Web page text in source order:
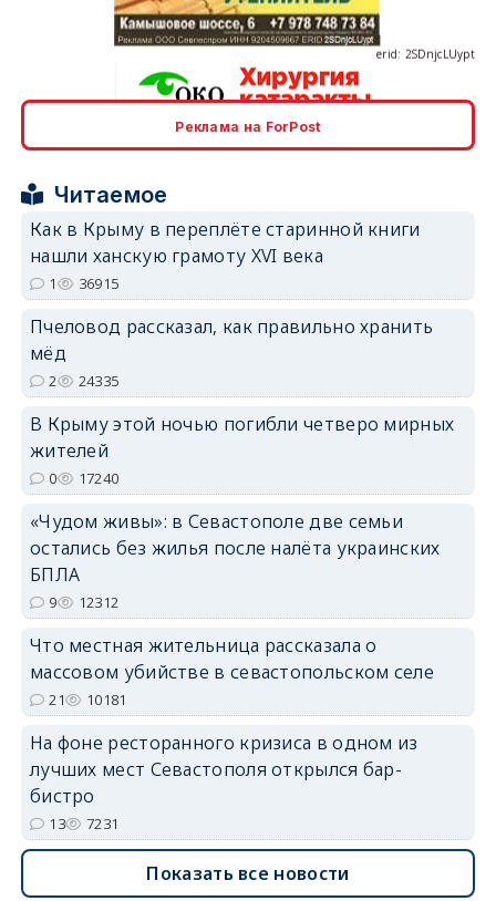
erid: 2SDnjcrDNw6
erid: 2SDnjdPjgYS
Реклама на ForPost
Читаемое
Как в Крыму в переплёте старинной книги
нашли ханскую грамоту XVI века
1 36915
Пчеловод рассказал, как правильно хранить
мёд
2 24335
В Крыму этой ночью погибли четверо мирных
жителей
0 17240
«Чудом живы»: в Севастополе две семьи
остались без жилья после налёта украинских
БПЛА
9 12312
Что местная жительница рассказала о
массовом убийстве в севастопольском селе
21 10181
На фоне ресторанного кризиса в одном из
лучших мест Севастополя открылся бар-
бистро
13 7231
Показать все новости